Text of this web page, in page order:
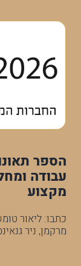
הספר
עבודה
מקצוע
כתבו: ליאור
מרקמן, ניר